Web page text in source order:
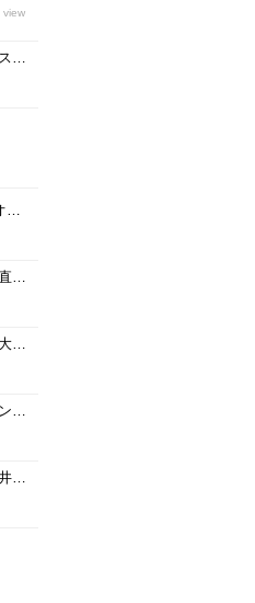
view
【京都】伏見桃山の素敵なスイーツカフェ「パレード伏見洋菓子店」
イタリアンの巨匠 イル ギオットーネ笹島シェフ直伝「ボンゴレビアンコ」の作り方
京都西陣の人気イタリアン直伝「アンチョビのオイルパスタ」の作り方
【京都】名店レシピ動画『大徳寺さいき家』直伝 「ふわふわ だし巻き卵」の作り方！
星付きシェフ直伝『時短ハンバーグ』の作り方！”合わせ調味料”が決め手！フランス料理「レーヌ デ プレ」
昼は材木店、夜は酒場の『井倉木材』が教える「裏技チャーハン（焼き飯）」の作り方！